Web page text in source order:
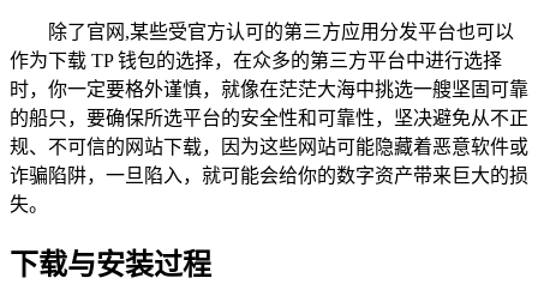
除了官网,某些受官方认可的第三方应用分发平台也可以
作为下载 TP 钱包的选择，在众多的第三方平台中进行选择
时，你一定要格外谨慎，就像在茫茫大海中挑选一艘坚固可靠
的船只，要确保所选平台的安全性和可靠性，坚决避免从不正
规、不可信的网站下载，因为这些网站可能隐藏着恶意软件或
诈骗陷阱，一旦陷入，就可能会给你的数字资产带来巨大的损
失。
下载与安装过程